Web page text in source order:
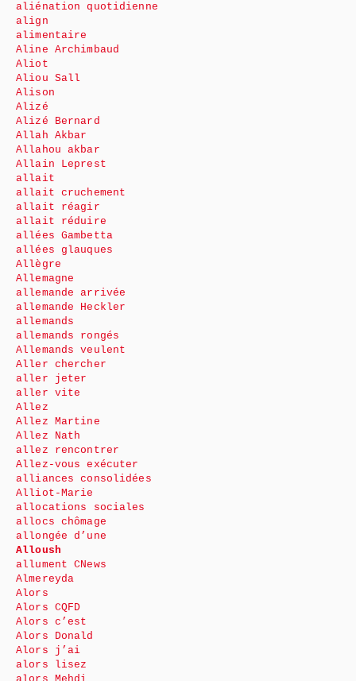
aliénation quotidienne
align
alimentaire
Aline Archimbaud
Aliot
Aliou Sall
Alison
Alizé
Alizé Bernard
Allah Akbar
Allahou akbar
Allain Leprest
allait
allait cruchement
allait réagir
allait réduire
allées Gambetta
allées glauques
Allègre
Allemagne
allemande arrivée
allemande Heckler
allemands
allemands rongés
Allemands veulent
Aller chercher
aller jeter
aller vite
Allez
Allez Martine
Allez Nath
allez rencontrer
Allez-vous exécuter
alliances consolidées
Alliot-Marie
allocations sociales
allocs chômage
allongée d’une
Alloush
allument CNews
Almereyda
Alors
Alors CQFD
Alors c’est
Alors Donald
Alors j’ai
alors lisez